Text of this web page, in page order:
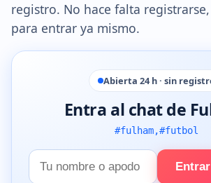
registro. No hace falta
para entrar ya mismo.
Abierta 24 h · sin
Entra al chat de
#fulham,#futbol
Tu
nombre